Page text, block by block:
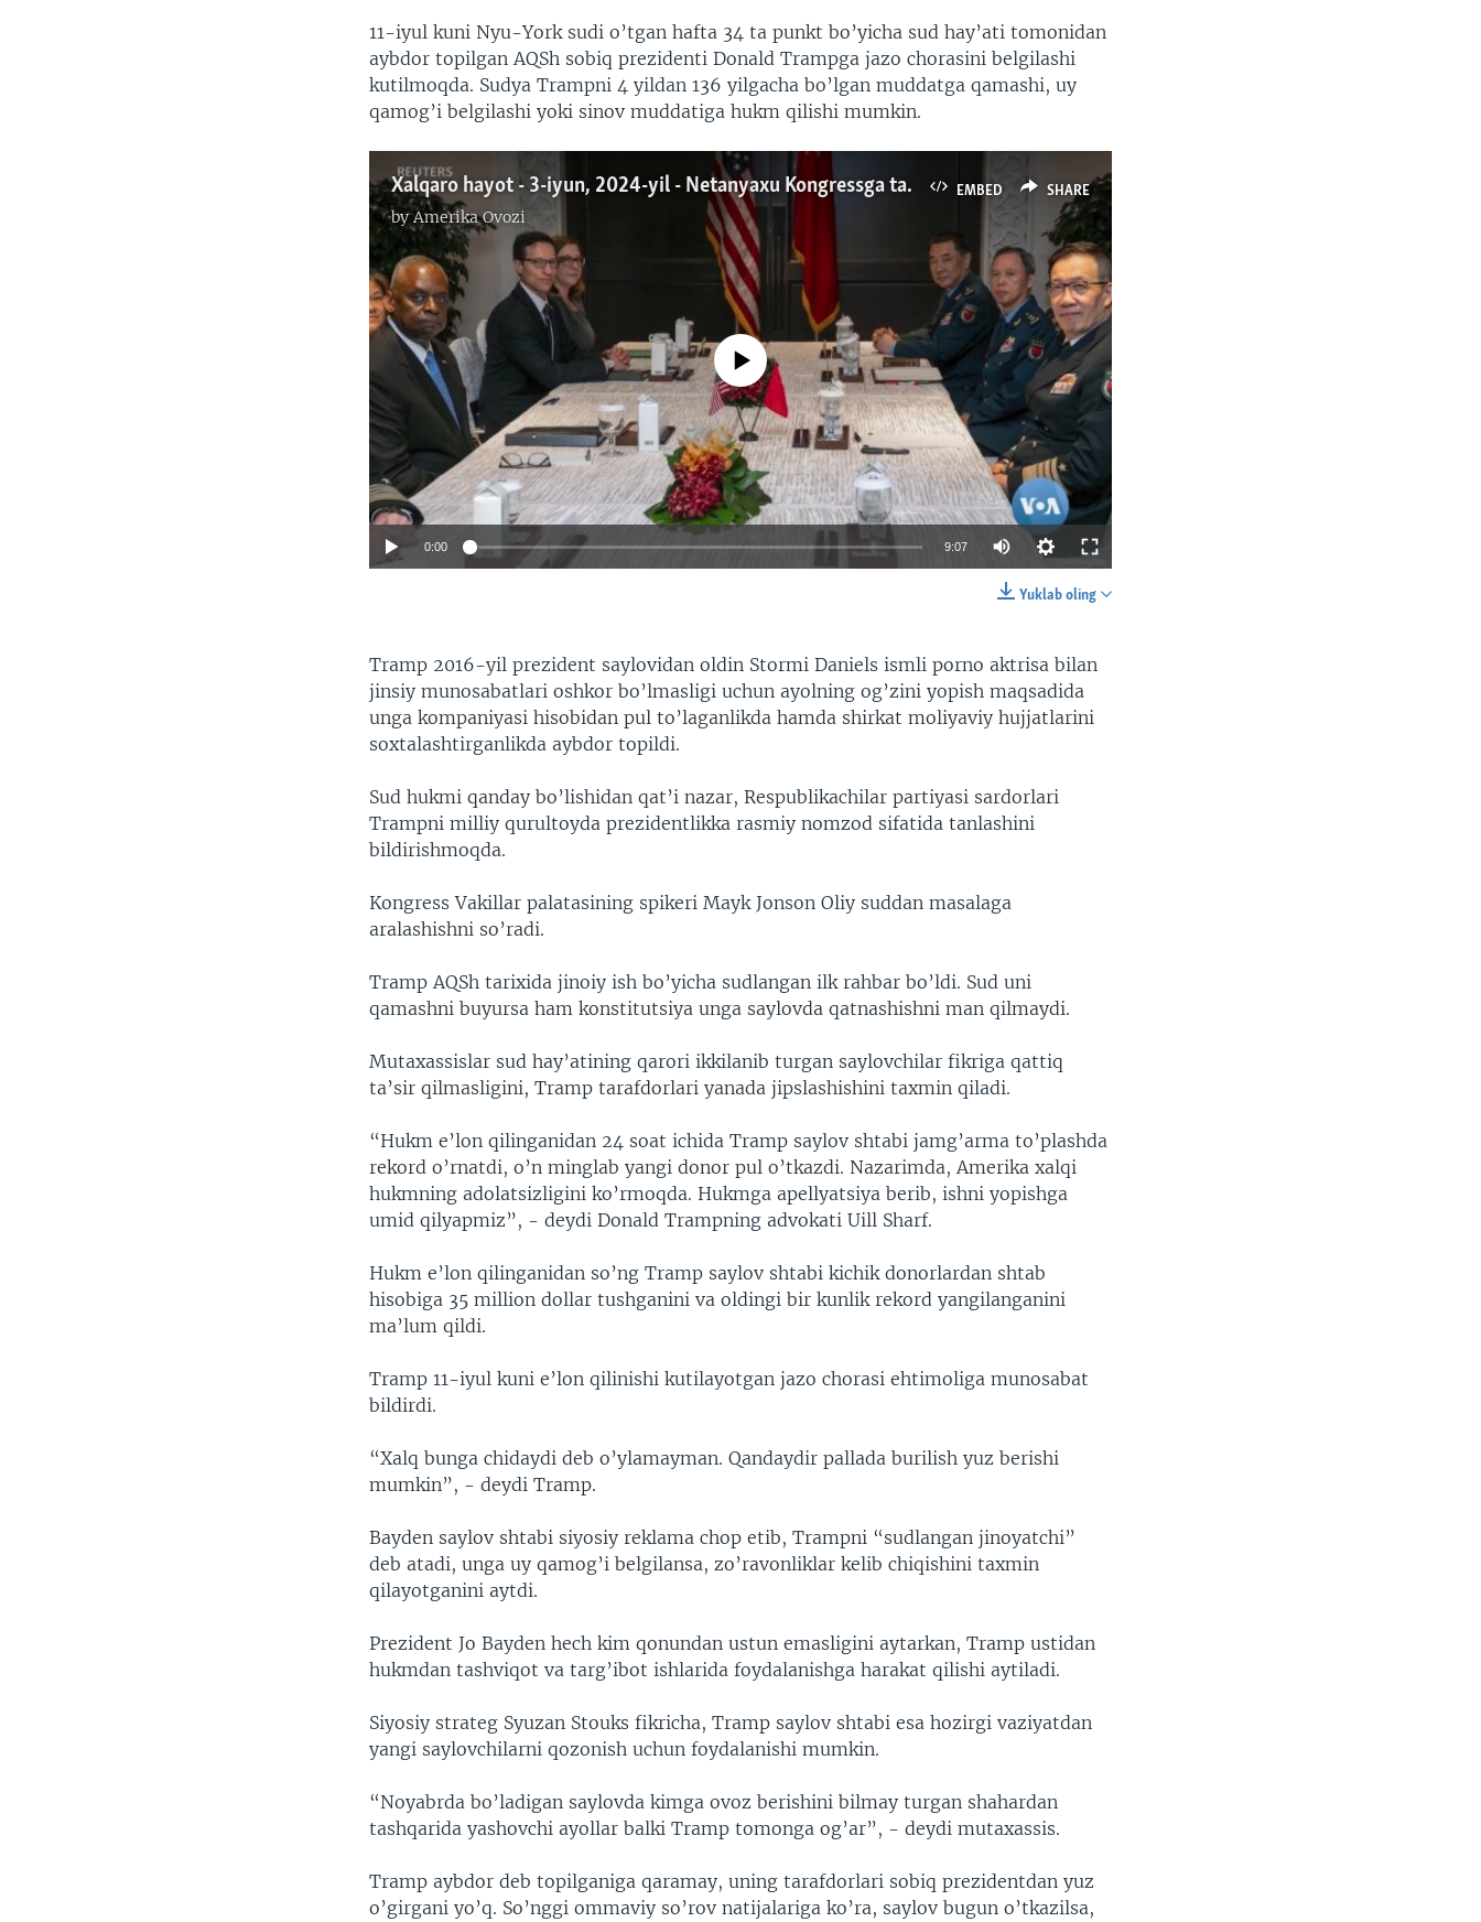
11-iyul kuni Nyu-York sudi o’tgan hafta 34 ta punkt bo’yicha sud hay’ati tomonidan
aybdor topilgan AQSh sobiq prezidenti Donald Trampga jazo chorasini belgilashi
kutilmoqda. Sudya Trampni 4 yildan 136 yilgacha bo’lgan muddatga qamashi, uy
qamog’i belgilashi yoki sinov muddatiga hukm qilishi mumkin.
EMBED SHARE
Xalqaro hayot - 3-iyun, 2024-yil - Netanyaxu Kongressga taklif etildi. Zelenskiy Xitoydan xafa
byAmerika Ovozi
No media source currently available
0:00 9:07
Yuklab oling
Tramp 2016-yil prezident saylovidan oldin Stormi Daniels ismli porno aktrisa bilan
jinsiy munosabatlari oshkor bo’lmasligi uchun ayolning og’zini yopish maqsadida
unga kompaniyasi hisobidan pul to’laganlikda hamda shirkat moliyaviy hujjatlarini
soxtalashtirganlikda aybdor topildi.
Sud hukmi qanday bo’lishidan qat’i nazar, Respublikachilar partiyasi sardorlari
Trampni milliy qurultoyda prezidentlikka rasmiy nomzod sifatida tanlashini
bildirishmoqda.
Kongress Vakillar palatasining spikeri Mayk Jonson Oliy suddan masalaga
aralashishni so’radi.
Tramp AQSh tarixida jinoiy ish bo’yicha sudlangan ilk rahbar bo’ldi. Sud uni
qamashni buyursa ham konstitutsiya unga saylovda qatnashishni man qilmaydi.
Mutaxassislar sud hay’atining qarori ikkilanib turgan saylovchilar fikriga qattiq
ta’sir qilmasligini, Tramp tarafdorlari yanada jipslashishini taxmin qiladi.
“Hukm e’lon qilinganidan 24 soat ichida Tramp saylov shtabi jamg’arma to’plashda
rekord o’rnatdi, o’n minglab yangi donor pul o’tkazdi. Nazarimda, Amerika xalqi
hukmning adolatsizligini ko’rmoqda. Hukmga apellyatsiya berib, ishni yopishga
umid qilyapmiz”, - deydi Donald Trampning advokati Uill Sharf.
Hukm e’lon qilinganidan so’ng Tramp saylov shtabi kichik donorlardan shtab
hisobiga 35 million dollar tushganini va oldingi bir kunlik rekord yangilanganini
ma’lum qildi.
Tramp 11-iyul kuni e’lon qilinishi kutilayotgan jazo chorasi ehtimoliga munosabat
bildirdi.
“Xalq bunga chidaydi deb o’ylamayman. Qandaydir pallada burilish yuz berishi
mumkin”, - deydi Tramp.
Bayden saylov shtabi siyosiy reklama chop etib, Trampni “sudlangan jinoyatchi”
deb atadi, unga uy qamog’i belgilansa, zo’ravonliklar kelib chiqishini taxmin
qilayotganini aytdi.
Prezident Jo Bayden hech kim qonundan ustun emasligini aytarkan, Tramp ustidan
hukmdan tashviqot va targ’ibot ishlarida foydalanishga harakat qilishi aytiladi.
Siyosiy strateg Syuzan Stouks fikricha, Tramp saylov shtabi esa hozirgi vaziyatdan
yangi saylovchilarni qozonish uchun foydalanishi mumkin.
“Noyabrda bo’ladigan saylovda kimga ovoz berishini bilmay turgan shahardan
tashqarida yashovchi ayollar balki Tramp tomonga og’ar”, - deydi mutaxassis.
Tramp aybdor deb topilganiga qaramay, uning tarafdorlari sobiq prezidentdan yuz
o’girgani yo’q. So’nggi ommaviy so’rov natijalariga ko’ra, saylov bugun o’tkazilsa,